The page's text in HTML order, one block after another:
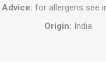
for allergens see
Origin: India